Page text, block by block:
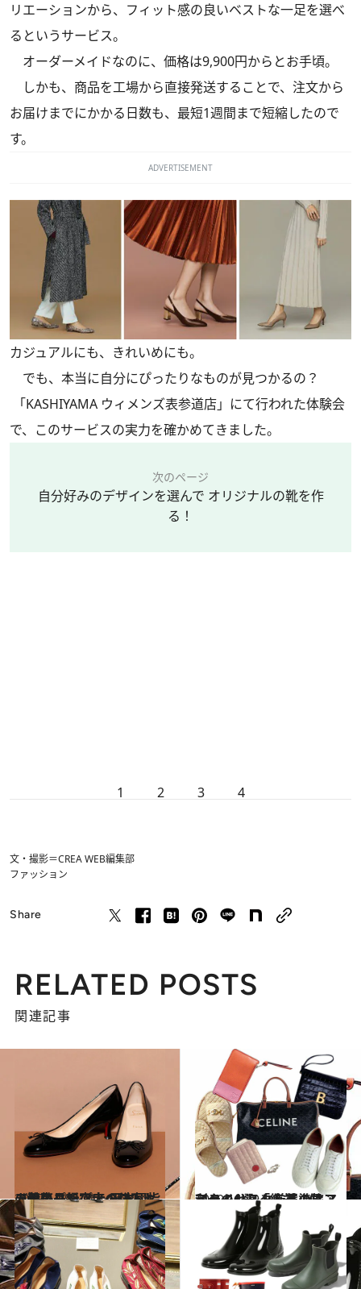
リエーションから、フィット感の良いベストな一足を選べ
るというサービス。
オーダーメイドなのに、価格は9,900円からとお手頃。
しかも、商品を工場から直接発送することで、注文から
お届けまでにかかる日数も、最短1週間まで短縮したので
す。
ADVERTISEMENT
カジュアルにも、きれいめにも。
でも、本当に自分にぴったりなものが見つかるの？
「KASHIYAMA ウィメンズ表参道店」にて行われた体験会
で、このサービスの実力を確かめてきました。
次のページ
自分好みのデザインを選んで オリジナルの靴を作
る！
1 2 3 4
文・撮影＝CREA WEB編集部
ファッション
Share
RELATED POSTS
関連記事
2019.12.9
《伊勢丹新宿店の秘密》人気のパンプス 日本屈指の靴売り場で大ベストセラー！
コミック ＆ エッセイ 2019.11.30
スタイリスト厳選の旅アイテム6選 「絶対、便利」のセレクト基準は？
ファッション